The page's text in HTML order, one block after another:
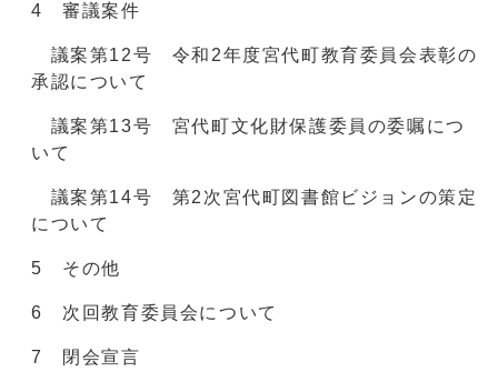
4 審議案件
議案第12号 令和2年度宮代町教育委員会表彰の
承認について
議案第13号 宮代町文化財保護委員の委嘱につ
いて
議案第14号 第2次宮代町図書館ビジョンの策定
について
5 その他
6 次回教育委員会について
7 閉会宣言